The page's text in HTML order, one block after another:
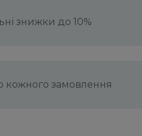
знижки до 10%
кожного замовлення